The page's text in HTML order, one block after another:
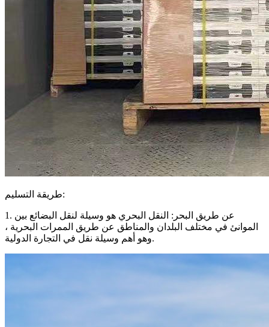
طريقة التسليم:
1. عن طريق البحر: النقل البحري هو وسيلة لنقل البضائع بين
الموانئ في مختلف البلدان والمناطق عن طريق الممرات البحرية ،
وهو أهم وسيلة نقل في التجارة الدولية.